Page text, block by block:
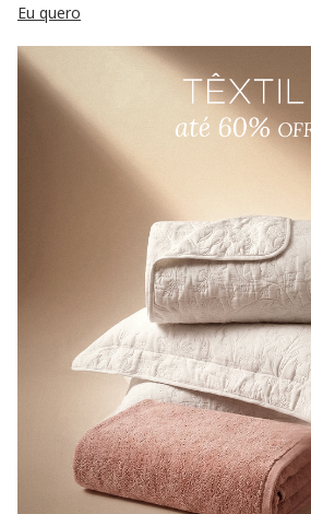
Eu quero